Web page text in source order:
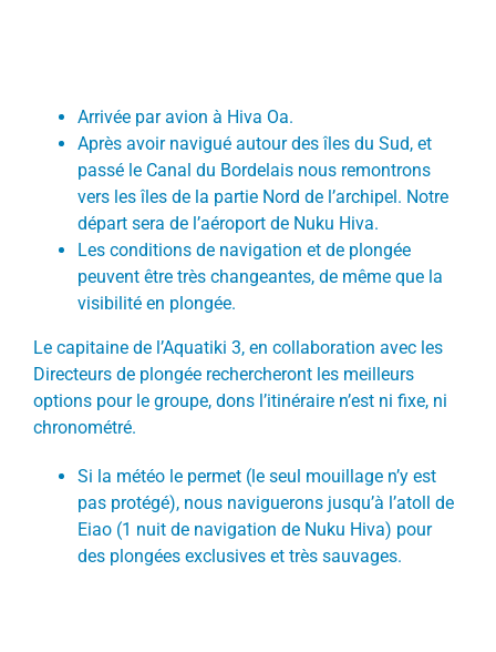
Arrivée par avion à Hiva Oa.
Après avoir navigué autour des îles du Sud, et
passé le Canal du Bordelais nous remontrons
vers les îles de la partie Nord de l’archipel. Notre
départ sera de l’aéroport de Nuku Hiva.
Les conditions de navigation et de plongée
peuvent être très changeantes, de même que la
visibilité en plongée.
Le capitaine de l’Aquatiki 3, en collaboration avec les
Directeurs de plongée rechercheront les meilleurs
options pour le groupe, dons l’itinéraire n’est ni fixe, ni
chronométré.
Si la météo le permet (le seul mouillage n’y est
pas protégé), nous naviguerons jusqu’à l’atoll de
Eiao (1 nuit de navigation de Nuku Hiva) pour
des plongées exclusives et très sauvages.